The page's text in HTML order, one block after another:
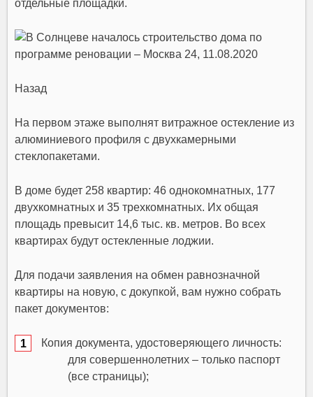
отдельные площадки.
Назад
На первом этаже выполнят витражное остекление из
алюминиевого профиля с двухкамерными
стеклопакетами.
В доме будет 258 квартир: 46 однокомнатных, 177
двухкомнатных и 35 трехкомнатных. Их общая
площадь превысит 14,6 тыс. кв. метров. Во всех
квартирах будут остекленные лоджии.
Для подачи заявления на обмен равнозначной
квартиры на новую, с докупкой, вам нужно собрать
пакет документов:
Копия документа, удостоверяющего личность:
для совершеннолетних – только паспорт
(все страницы);